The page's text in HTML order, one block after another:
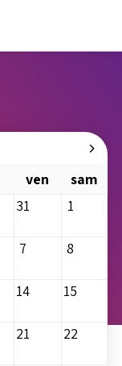
ven
sam
31 1
7 8
14 15
21 22